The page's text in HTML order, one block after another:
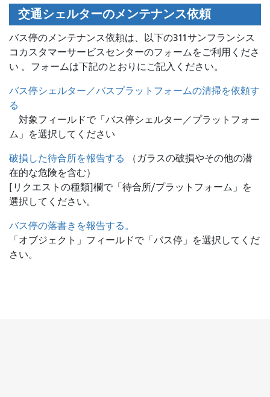
交通シェルターのメンテナンス依頼
バス停のメンテナンス依頼は、 以下の311サンフランシス
コカスタマーサービスセンターのフォームをご利用くださ
い 。フォームは下記のとおりにご記入ください。
バス停シェルター／バスプラットフォームの清掃を依頼す
る
対象フィールドで「バス停シェルター／プラットフォー
ム」を選択してください
破損した待合所を報告する
（ガラスの破損やその他の潜
在的な危険を含む）
[リクエストの種類]欄で「待合所/プラットフォーム」を
選択してください。
バス停の落書きを報告する。
「オブジェクト」フィールドで「バス停」を選択してくだ
さい。